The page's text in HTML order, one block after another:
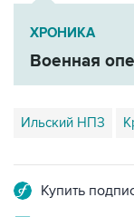
ХРОНИКА
Военная
Ильский НПЗ
Купить